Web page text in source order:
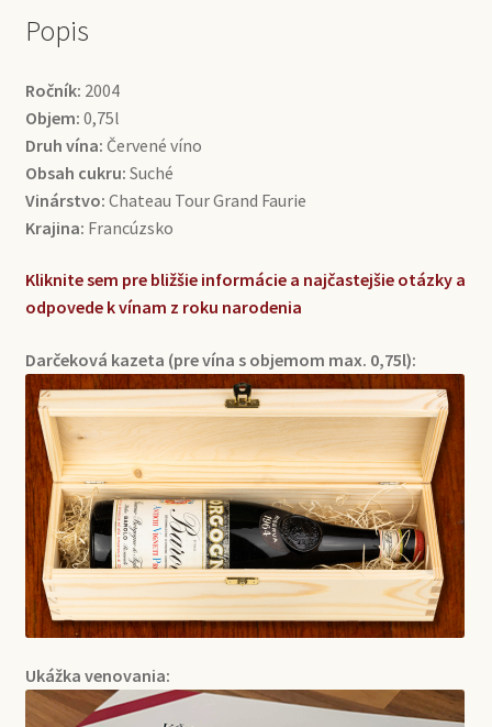
Popis
Ročník: 2004
Objem: 0,75l
Druh vína: Červené víno
Obsah cukru: Suché
Vinárstvo: Chateau Tour Grand Faurie
Krajina: Francúzsko
Kliknite sem pre bližšie informácie a najčastejšie otázky a
odpovede k vínam z roku narodenia
Darčeková kazeta (pre vína s objemom max. 0,75l):
Ukážka venovania: